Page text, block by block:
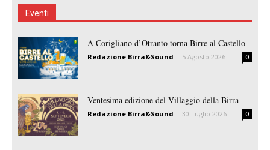
Eventi
A Corigliano d’Otranto torna Birre al Castello
Redazione Birra&Sound 5 Agosto 2026 0
Ventesima edizione del Villaggio della Birra
Redazione Birra&Sound 30 Luglio 2026 0